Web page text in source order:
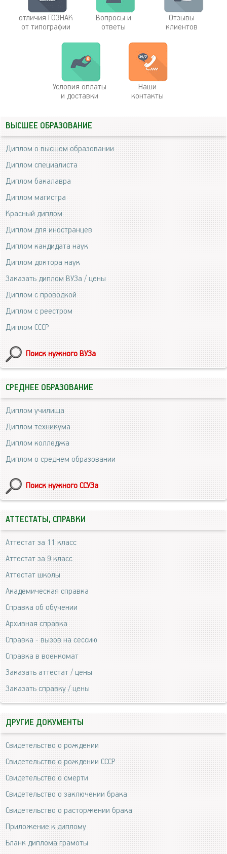
отличия ГОЗНАК
от типографии
Вопросы и
ответы
Отзывы
клиентов
Условия оплаты
и доставки
Наши
контакты
ВЫСШЕЕ ОБРАЗОВАНИЕ
Диплом о высшем образовании
Диплом специалиста
Диплом бакалавра
Диплом магистра
Красный диплом
Диплом для иностранцев
Диплом кандидата наук
Диплом доктора наук
Заказать диплом ВУЗа / цены
Диплом с проводкой
Диплом с реестром
Диплом СССР
Поиск нужного ВУЗа
СРЕДНЕЕ ОБРАЗОВАНИЕ
Диплом училища
Диплом техникума
Диплом колледжа
Диплом о среднем образовании
Поиск нужного ССУЗа
АТТЕСТАТЫ, СПРАВКИ
Аттестат за 11 класс
Аттестат за 9 класс
Аттестат школы
Академическая справка
Справка об обучении
Архивная справка
Справка - вызов на сессию
Справка в военкомат
Заказать аттестат / цены
Заказать справку / цены
ДРУГИЕ ДОКУМЕНТЫ
Свидетельство о рождении
Свидетельство о рождении СССР
Свидетельство о смерти
Свидетельство о заключении брака
Свидетельство о расторжении брака
Приложение к диплому
Бланк диплома грамоты